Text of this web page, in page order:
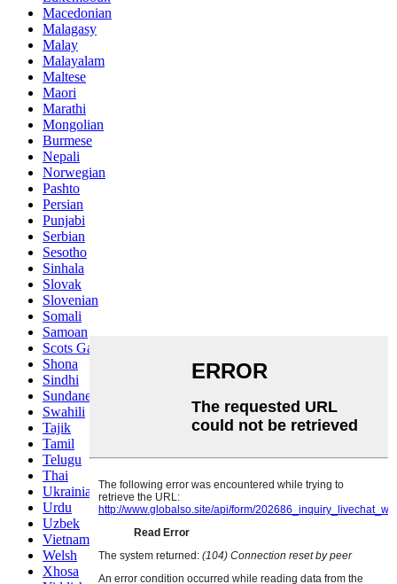
Macedonian
Malagasy
Malay
Malayalam
Maltese
Maori
Marathi
Mongolian
Burmese
Nepali
Norwegian
Pashto
Persian
Punjabi
Serbian
Sesotho
Sinhala
Slovak
Slovenian
Somali
Samoan
Scots Gaelic
Shona
Sindhi
Sundanese
Swahili
Tajik
Tamil
Telugu
Thai
Ukrainian
Urdu
Uzbek
Vietnamese
Welsh
Xhosa